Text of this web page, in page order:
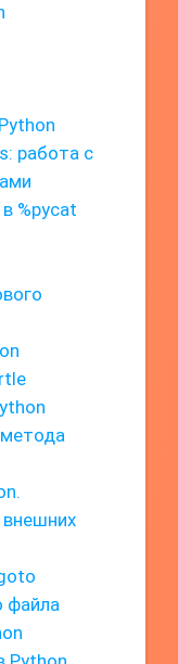
работа с
%pycat
файла